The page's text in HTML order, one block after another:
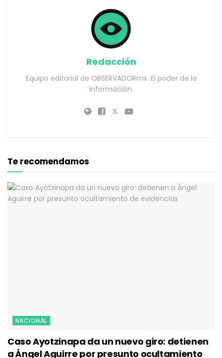
Redacción
Equipo editorial de OBSERVADORmx. El poder de la
información.
Te recomendamos
NACIONAL
Caso Ayotzinapa da un nuevo giro: detienen
a Ángel Aguirre por presunto ocultamiento